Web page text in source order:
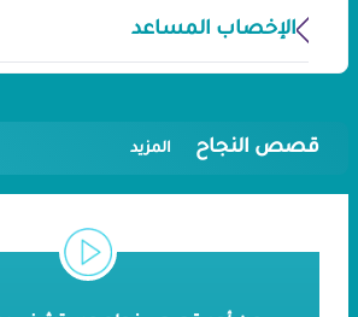
الإخصاب المساعد
قصص النجاح المزيد